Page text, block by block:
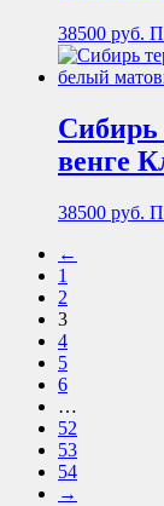
38500 руб.
Сибирь
венге
38500 руб.
←
1
2
3
4
5
6
…
52
53
54
→